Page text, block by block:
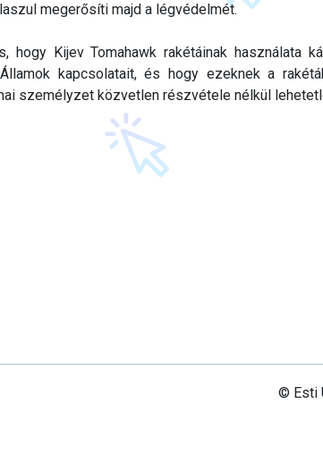
megerősíti majd a légvédelmét.
hogy Kijev Tomahawk rakétáinak használata
kapcsolatait, és hogy ezeknek a
személyzet közvetlen részvétele nélkül
© Esti